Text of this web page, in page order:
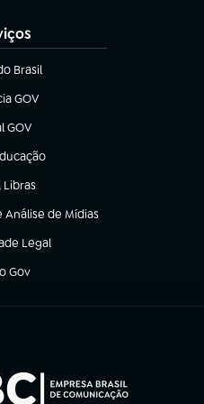
Brasil
nova aba)
GOV
nova aba)
GOVnova aba)
nova aba)
Libras
nova aba)
de Mídias
Legal
aba)
Gov
em nova aba)